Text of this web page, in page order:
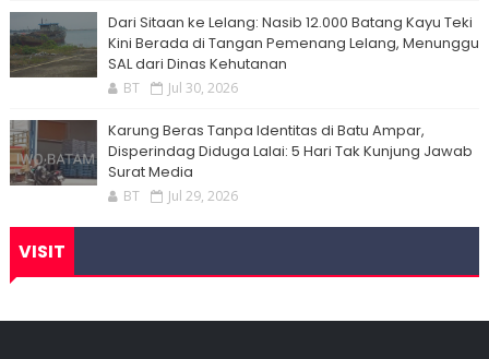
Dari Sitaan ke Lelang: Nasib 12.000 Batang Kayu Teki
Kini Berada di Tangan Pemenang Lelang, Menunggu
SAL dari Dinas Kehutanan
BT Jul 30, 2026
Karung Beras Tanpa Identitas di Batu Ampar,
Disperindag Diduga Lalai: 5 Hari Tak Kunjung Jawab
Surat Media
BT Jul 29, 2026
VISIT